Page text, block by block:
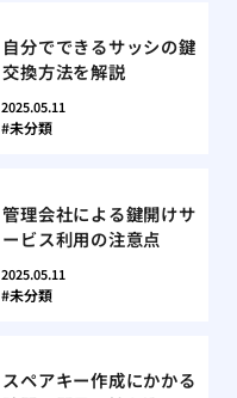
自分でできるサッシの鍵
交換方法を解説
2025.05.11
未分類
管理会社による鍵開けサ
ービス利用の注意点
2025.05.11
未分類
スペアキー作成にかかる